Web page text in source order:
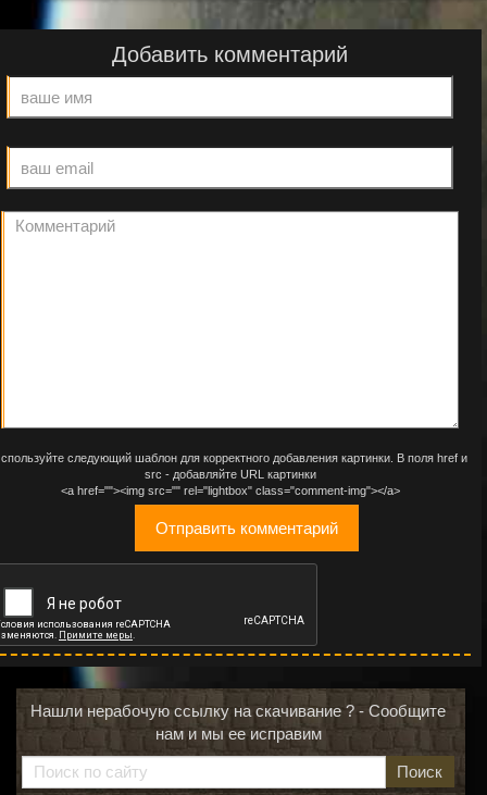
Добавить комментарий
следующий шаблон для корректного добавления картинки. В поля href и
src - добавляйте URL картинки
<a href=""><img src="" rel="lightbox" class="comment-img"></a>
Нашли нерабочую ссылку на скачивание ? - Сообщите
нам и мы ее исправим
Поиск